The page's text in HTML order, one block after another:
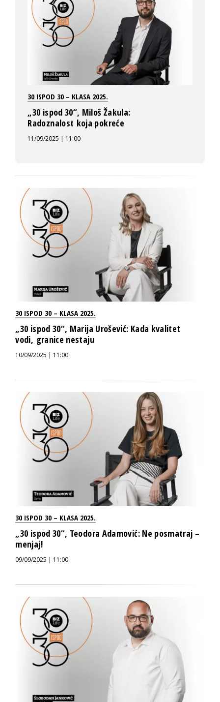
30 ISPOD 30 – KLASA 2025.
„30 ispod 30“, Miloš Žakula:
Radoznalost koja pokreće
11/09/2025 | 11:00
30 ISPOD 30 – KLASA 2025.
„30 ispod 30“, Marija Urošević: Kada kvalitet
vodi, granice nestaju
10/09/2025 | 11:00
30 ISPOD 30 – KLASA 2025.
„30 ispod 30“, Teodora Adamović: Ne posmatraj –
menjaj!
09/09/2025 | 11:00